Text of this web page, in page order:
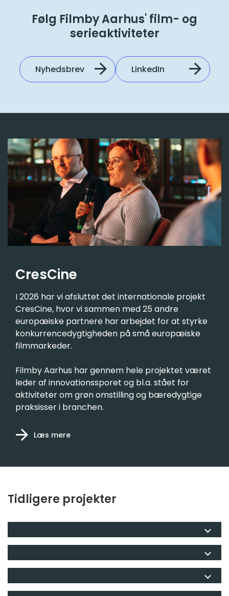
Følg Filmby Aarhus' film- og
serieaktiviteter
Nyhedsbrev LinkedIn
CresCine
I 2026 har vi afsluttet det internationale projekt
CresCine, hvor vi sammen med 25 andre
europæiske partnere har arbejdet for at styrke
konkurrencedygtigheden på små europæiske
filmmarkeder.
Filmby Aarhus har gennem hele projektet været
leder af innovationssporet og bl.a. stået for
aktiviteter om grøn omstilling og bæredygtige
praksisser i branchen.
Læs mere
Tidligere projekter